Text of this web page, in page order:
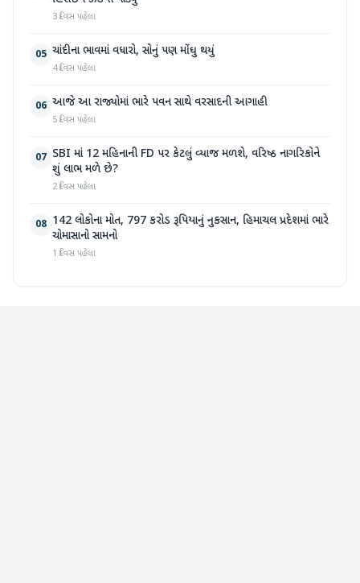
3 દિવસ પહેલા
05 ચાંદીના ભાવમાં વધારો, સોનું પણ મોંઘુ થયું
4 દિવસ પહેલા
06 આજે આ રાજ્યોમાં ભારે પવન સાથે વરસાદની આગાહી
5 દિવસ પહેલા
07 SBI માં 12 મહિનાની FD પર કેટલું વ્યાજ મળશે, વરિષ્ઠ નાગરિકોને
શું લાભ મળે છે?
2 દિવસ પહેલા
08 142 લોકોના મોત, 797 કરોડ રૂપિયાનું નુકસાન, હિમાચલ પ્રદેશમાં ભારે
ચોમાસાનો સામનો
1 દિવસ પહેલા